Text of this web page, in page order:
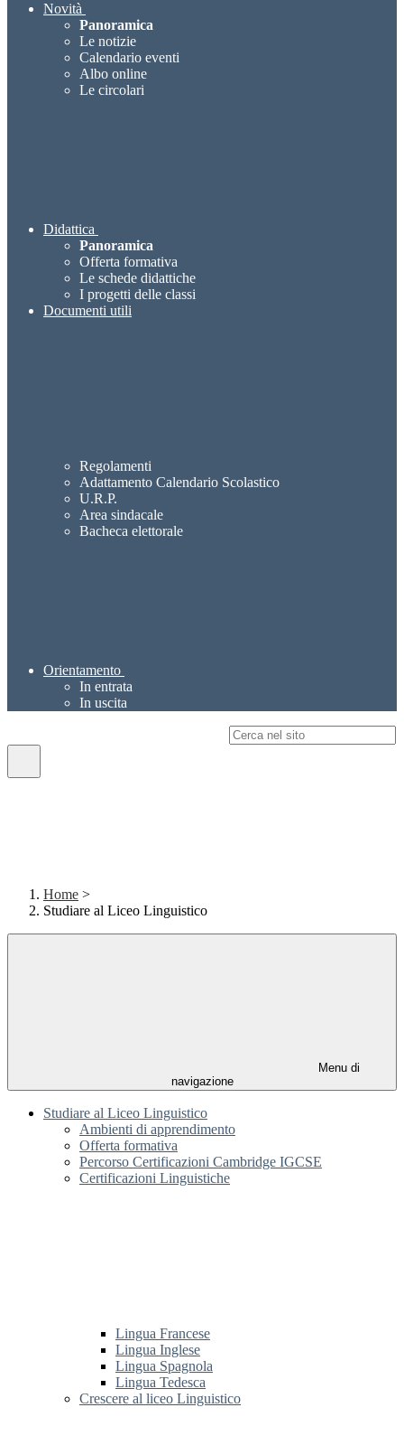
Novità
Panoramica
Le notizie
Calendario eventi
Albo online
Le circolari
Didattica
Panoramica
Offerta formativa
Le schede didattiche
I progetti delle classi
Documenti utili
Regolamenti
Adattamento Calendario Scolastico
U.R.P.
Area sindacale
Bacheca elettorale
Orientamento
In entrata
In uscita
Home >
Studiare al Liceo Linguistico
Menu di
navigazione
Studiare al Liceo Linguistico
Ambienti di apprendimento
Offerta formativa
Percorso Certificazioni Cambridge IGCSE
Certificazioni Linguistiche
Lingua Francese
Lingua Inglese
Lingua Spagnola
Lingua Tedesca
Crescere al liceo Linguistico